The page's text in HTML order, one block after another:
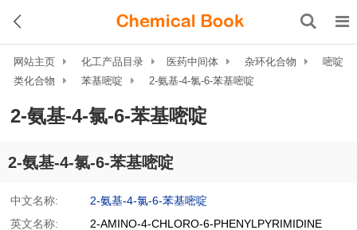
网站主页 化工产品目录 医药中间体 杂环化合物
嘧啶
类化合物
苯基嘧啶 2-氨基-4-氯-6-苯基嘧啶
2-氨基-4-氯-6-苯基嘧啶
2-氨基-4-氯-6-苯基嘧啶
中文名称:
2-氨基-4-氯-6-苯基嘧啶
英文名称:
2-AMINO-4-CHLORO-6-PHENYLPYRIMIDINE